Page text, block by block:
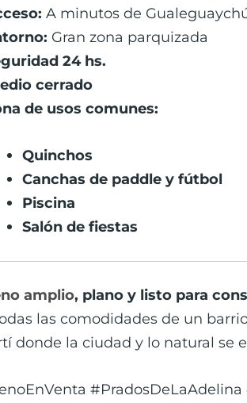
A minutos de
Gran zona parquizada
24 hs.
cerrado
de usos comunes:
Quinchos
Canchas de paddle y fútbol
Piscina
Salón de fiestas
amplio, plano y listo para
las comodidades de un
donde la ciudad y lo natural se